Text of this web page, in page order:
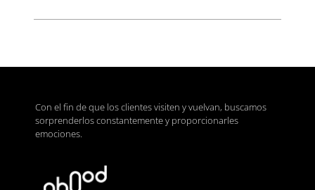
Con el fin de que los clientes visiten y vuelvan, buscamos
sorprenderlos constantemente y proporcionarles
emociones.